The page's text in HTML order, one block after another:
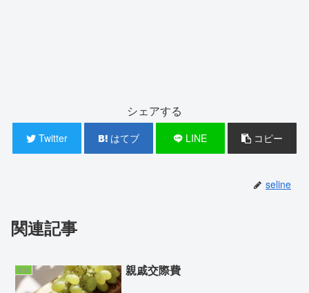
シェアする
Twitter はてブ LINE コピー
seline
関連記事
家族 親戚交際費